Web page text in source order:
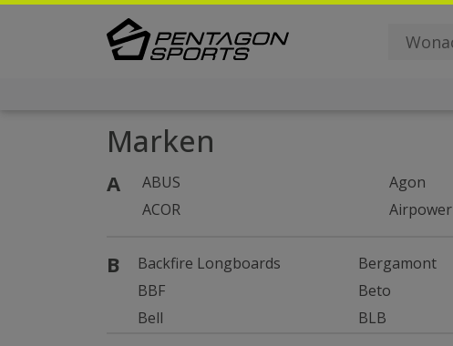
Marken
A
ABUS
ACOR
Agon
Airpower
B
Backfire Longboards
BBF
Bell
Bergamont
Beto
BLB